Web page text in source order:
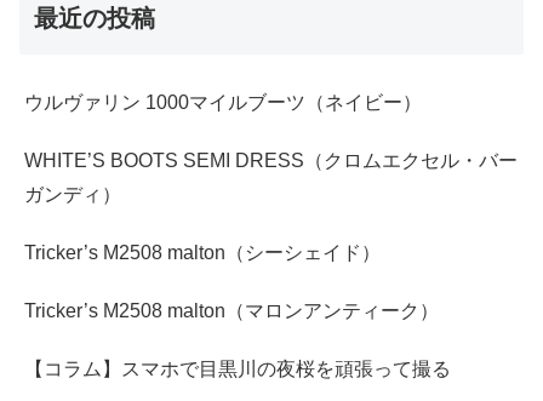
最近の投稿
ウルヴァリン 1000マイルブーツ（ネイビー）
WHITE’S BOOTS SEMI DRESS（クロムエクセル・バー
ガンディ）
Tricker’s M2508 malton（シーシェイド）
Tricker’s M2508 malton（マロンアンティーク）
【コラム】スマホで目黒川の夜桜を頑張って撮る